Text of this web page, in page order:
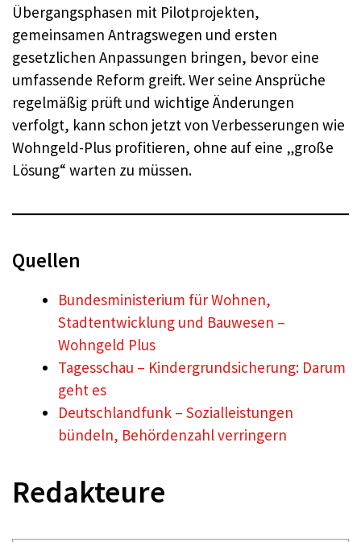
Übergangsphasen mit Pilotprojekten,
gemeinsamen Antragswegen und ersten
gesetzlichen Anpassungen bringen, bevor eine
umfassende Reform greift. Wer seine Ansprüche
regelmäßig prüft und wichtige Änderungen
verfolgt, kann schon jetzt von Verbesserungen wie
Wohngeld-Plus profitieren, ohne auf eine „große
Lösung“ warten zu müssen.
Quellen
Bundesministerium für Wohnen,
Stadtentwicklung und Bauwesen –
Wohngeld Plus
Tagesschau – Kindergrundsicherung: Darum
geht es
Deutschlandfunk – Sozialleistungen
bündeln, Behördenzahl verringern
Redakteure